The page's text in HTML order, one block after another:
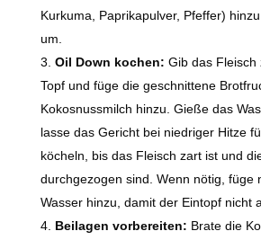
Kurkuma, Paprikapulver, Pfeffer)
um.
Oil Down kochen: Gib das Fleisch
Topf und füge die geschnittene
Kokosnussmilch hinzu. Gieße das
lasse das Gericht bei niedriger Hitze
köcheln, bis das Fleisch zart ist und
durchgezogen sind. Wenn nötig, füge
Wasser hinzu, damit der Eintopf nicht
Beilagen vorbereiten: Brate die